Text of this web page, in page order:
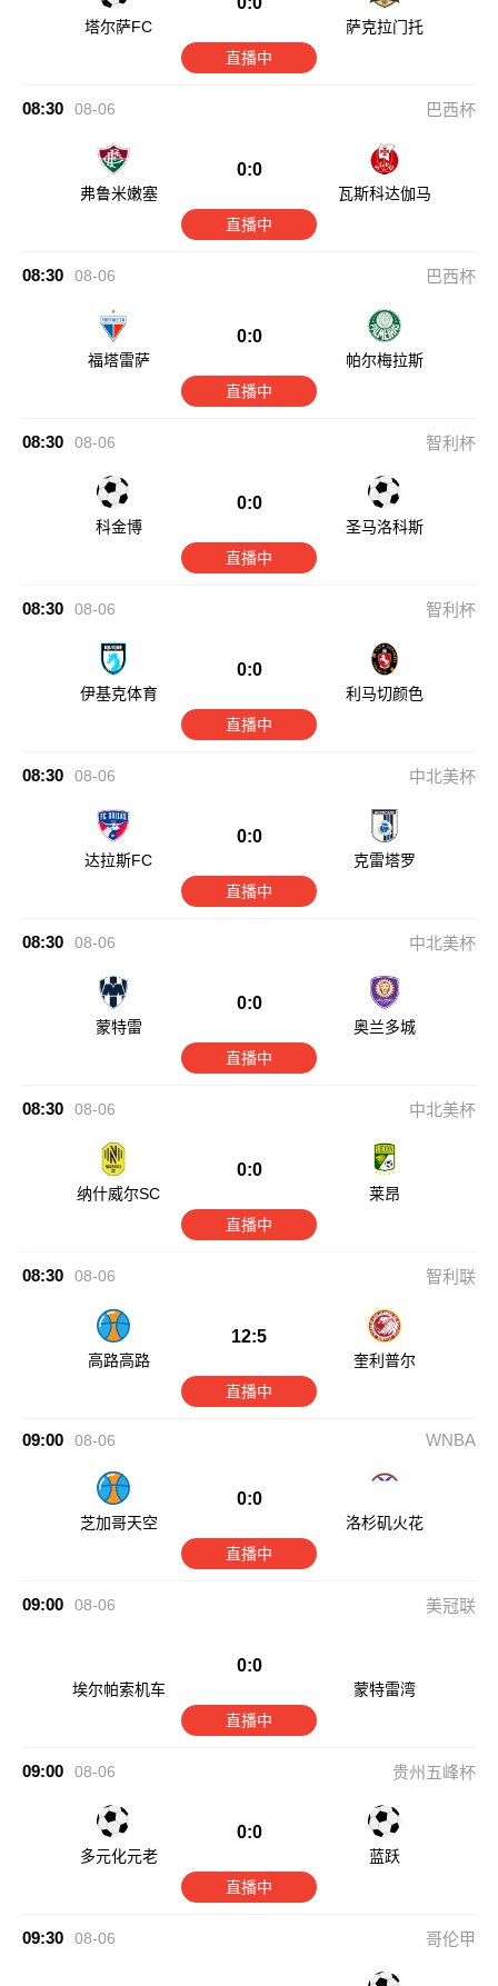
塔尔萨FC
萨克拉门托
直播中
08:30 08-06 巴西杯
弗鲁米嫩塞
0:0
瓦斯科达伽马
直播中
08:30 08-06 巴西杯
福塔雷萨
0:0
帕尔梅拉斯
直播中
08:30 08-06 智利杯
科金博
0:0
圣马洛科斯
直播中
08:30 08-06 智利杯
伊基克体育
0:0
利马切颜色
直播中
08:30 08-06 中北美杯
达拉斯FC
0:0
克雷塔罗
直播中
08:30 08-06 中北美杯
蒙特雷
0:0
奥兰多城
直播中
08:30 08-06 中北美杯
纳什威尔SC
0:0
莱昂
直播中
08:30 08-06 智利联
高路高路
12:5
奎利普尔
直播中
09:00 08-06 WNBA
芝加哥天空
0:0
洛杉矶火花
直播中
09:00 08-06 美冠联
埃尔帕索机车
0:0
蒙特雷湾
直播中
09:00 08-06 贵州五峰杯
多元化元老
0:0
蓝跃
直播中
09:30 08-06 哥伦甲